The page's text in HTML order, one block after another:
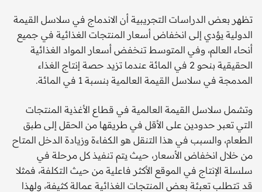
تظهر بعض الدراسات التجريبية أن الاندماج في سلاسل القيمة
الدولية يؤدي إلى انخفاض أسعار المنتجات الغذائية في جميع
أنحاء العالم، وفي المتوسط تنخفض أسعار المواد الغذائية
الحقيقية بنحو 2 في المائة عندما تزيد حصة إنتاج الغذاء
المدمجة في سلاسل القيمة العالمية بنسبة 1 في المائة.
وتشمل سلاسل القيمة العالمية في قطاع الأغذية المنتجات
التي تعبر حدودين على الأقل في طريقها من الحقل إلى طبق
الطعام، والسبب في هذا التنقل هو الكفاءة وزيادة الدخل المتاح
من خلال انخفاض الأسعار، حيث يتم تنفيذ كل مرحلة في
سلسلة الإنتاج في الموقع الأكثر فاعلية من حيث التكلفة، فمثلا
قد تتطلب تعبئة بعض المنتجات الغذائية عمالة كثيفة، ولهذا